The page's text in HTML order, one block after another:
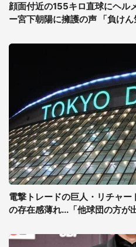
顔面付近の155キロ直球にヘル
ー宮下朝陽に擁護の声 「負け
電撃トレードの巨人・リチャ
の存在感薄れ...「他球団の方が